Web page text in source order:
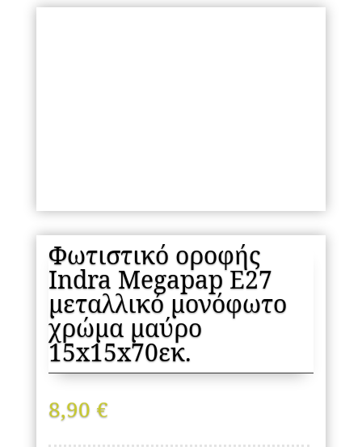
Φωτιστικό οροφής
Indra Megapap E27
μεταλλικό μονόφωτο
χρώμα μαύρο
15x15x70εκ.
8,90 €